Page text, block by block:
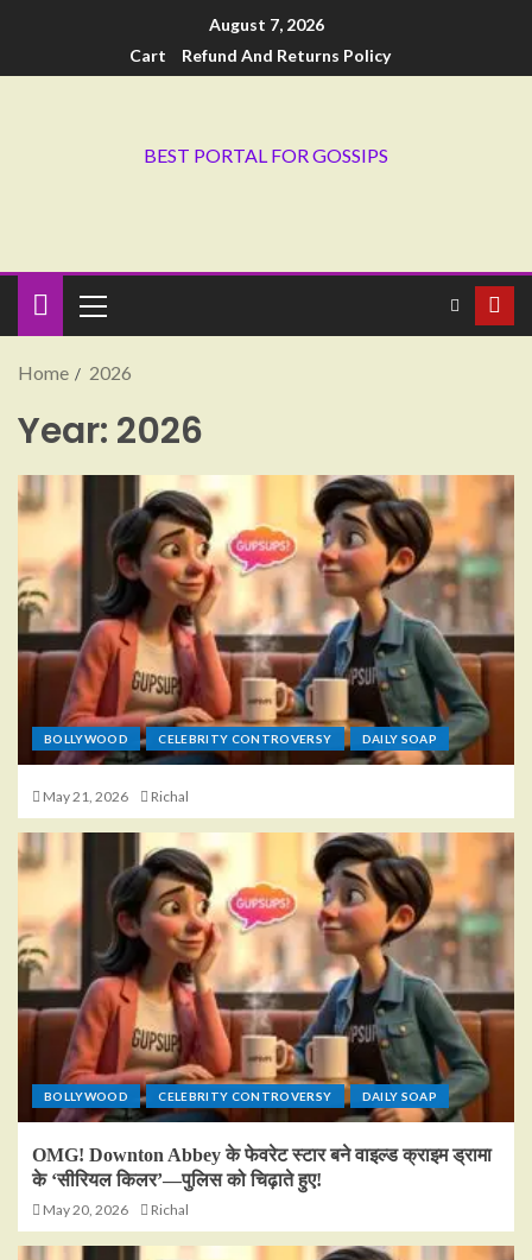
August 7, 2026
Cart
Refund And Returns Policy
BEST PORTAL FOR GOSSIPS
Home 2026
Year: 2026
BOLLYWOOD CELEBRITY CONTROVERSY DAILY SOAP
May 21, 2026 Richal
BOLLYWOOD CELEBRITY CONTROVERSY DAILY SOAP
OMG! Downton Abbey के फेवरेट स्टार बने वाइल्ड क्राइम ड्रामा
के ‘सीरियल किलर’—पुलिस को चिढ़ाते हुए!
May 20, 2026 Richal